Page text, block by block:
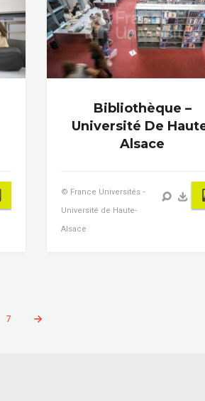
Bibliothèque –
Université De
Alsace
© France Universités -
Université de Haute-
Alsace
7